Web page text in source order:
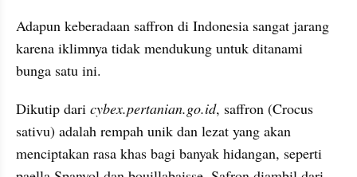
Adapun keberadaan saffron di Indonesia sangat jarang
karena iklimnya tidak mendukung untuk ditanami
bunga satu ini.
Dikutip dari cybex.pertanian.go.id, saffron (Crocus
sativu) adalah rempah unik dan lezat yang akan
menciptakan rasa khas bagi banyak hidangan, seperti